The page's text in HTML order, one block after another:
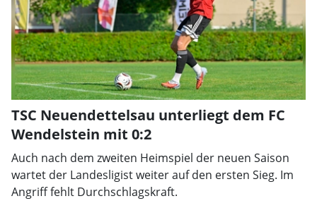
TSC Neuendettelsau unterliegt dem FC
Wendelstein mit 0:2
Auch nach dem zweiten Heimspiel der neuen Saison
wartet der Landesligist weiter auf den ersten Sieg. Im
Angriff fehlt Durchschlagskraft.